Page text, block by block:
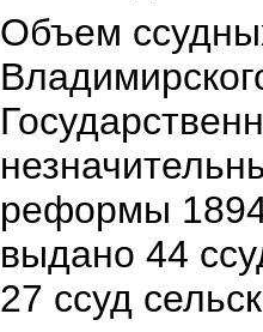
Объем
реформы
выдано 44
27 ссуд